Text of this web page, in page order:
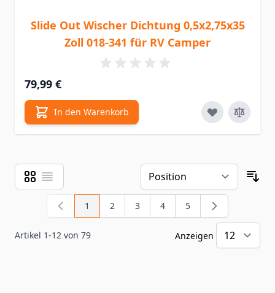
Slide Out Wischer Dichtung 0,5x2,75x35
Zoll 018-341 für RV Camper
79,99 €
In den Warenkorb
Ansicht als
Raster
Liste
Artikel 1-12 von 79
Sie lesen gerade Seite
1 Seite
2 Seite
3 Seite
4 Seite
5
Anzeigen